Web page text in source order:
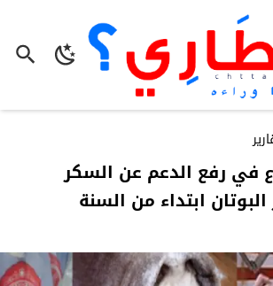
في رفع الدعم عن السكر
ابتداء من السنة